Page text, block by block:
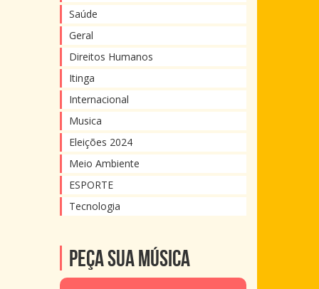
Saúde
Geral
Direitos Humanos
Itinga
Internacional
Musica
Eleições 2024
Meio Ambiente
ESPORTE
Tecnologia
Peça sua música